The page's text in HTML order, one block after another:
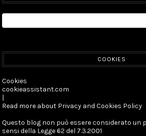
COOKIES
Cookies
cookieassistant.com
|
Read more about Privacy and Cookies Policy
Questo blog non può essere considerato un
sensi della Legge 62 del 7.3.2001